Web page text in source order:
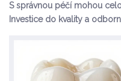
S správnou péčí mohou
Investice do kvality a